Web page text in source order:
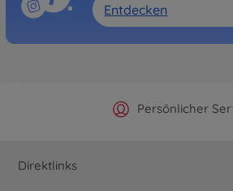
Entdecken
Offizieller
Persönlicher
Versandkostenfrei
Schnelle
Direktlinks